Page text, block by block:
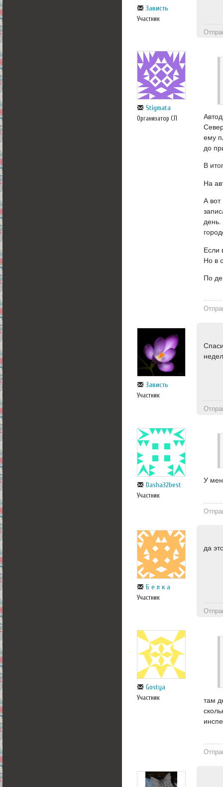
Зависть
Участник
Stigmata
Организатор СП
ему
до
В
На
А вот
день.
Если
Но в
По
Зависть
Участник
Dasha32best
Участник
У
Б е л к а
Участник
да
Gostya
Участник
там